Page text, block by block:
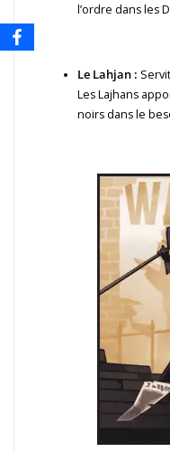
l’ordre dans les
Le Lahjan :
Les Lajhans
noirs dans le